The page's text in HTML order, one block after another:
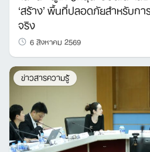
‘สร้าง’ พื้นที่ปลอดภัยสำหรับกา
จริง
6 สิงหาคม 2569
ข่าวสารความรู้